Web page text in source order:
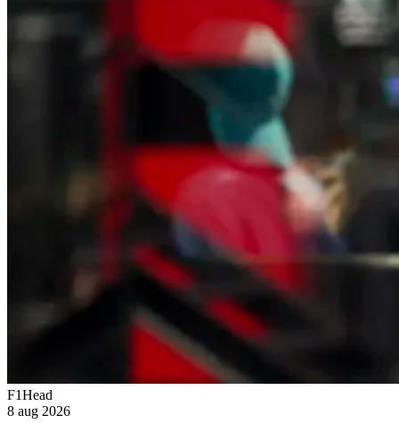
F1Head
8 aug 2026